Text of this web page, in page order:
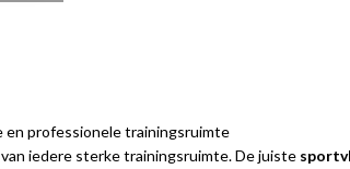
en professionele trainingsruimte
van iedere sterke trainingsruimte. De juiste